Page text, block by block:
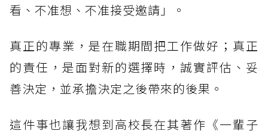
看、不准想、不准接受邀請」。
真正的專業，是在職期間把工作做好；真正
的責任，是面對新的選擇時，誠實評估、妥
善決定，並承擔決定之後帶來的後果。
這件事也讓我想到高校長在其著作《一輩子